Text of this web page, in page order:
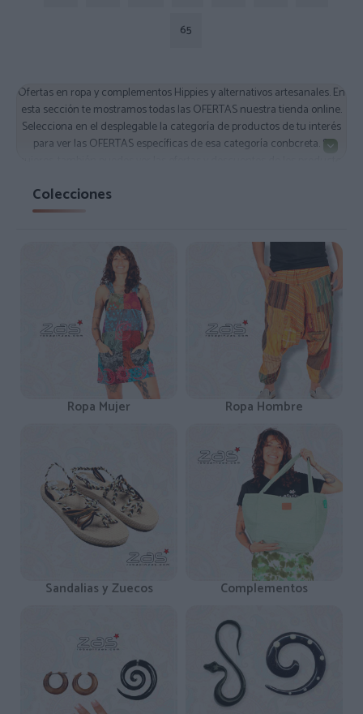
65
Ofertas en ropa y complementos Hippies y alternativos artesanales. En
esta sección te mostramos todas las OFERTAS nuestra tienda online.
Selecciona en el desplegable la categoría de productos de tu interés
para ver las OFERTAS específicas de esa categoría conbcreta. Si
Ordenar por Oferta mediante el desplegable que verás en la Barra
gris que verás al lado del nombre de la categoría.
Colecciones
Ropa Mujer Ropa Hombre
Sandalias y Zuecos Complementos